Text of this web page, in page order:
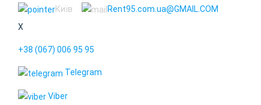
Київ
Rent95.com.ua@GMAIL.COM
X
+38 (067) 006 95 95
Telegram
Viber